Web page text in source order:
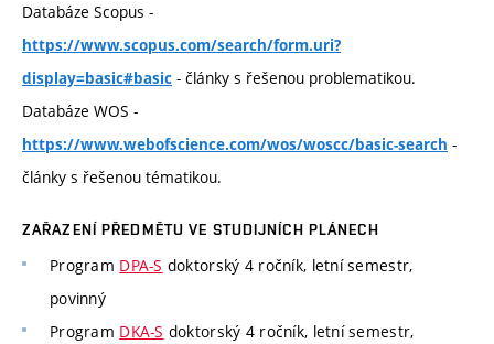
Databáze Scopus -
https://www.scopus.com/search/form.uri?
display=basic#basic - články s řešenou problematikou.
Databáze WOS -
https://www.webofscience.com/wos/woscc/basic-search -
články s řešenou tématikou.
ZAŘAZENÍ PŘEDMĚTU VE STUDIJNÍCH PLÁNECH
Program DPA-S doktorský 4 ročník, letní semestr,
povinný
Program DKA-S doktorský 4 ročník, letní semestr,